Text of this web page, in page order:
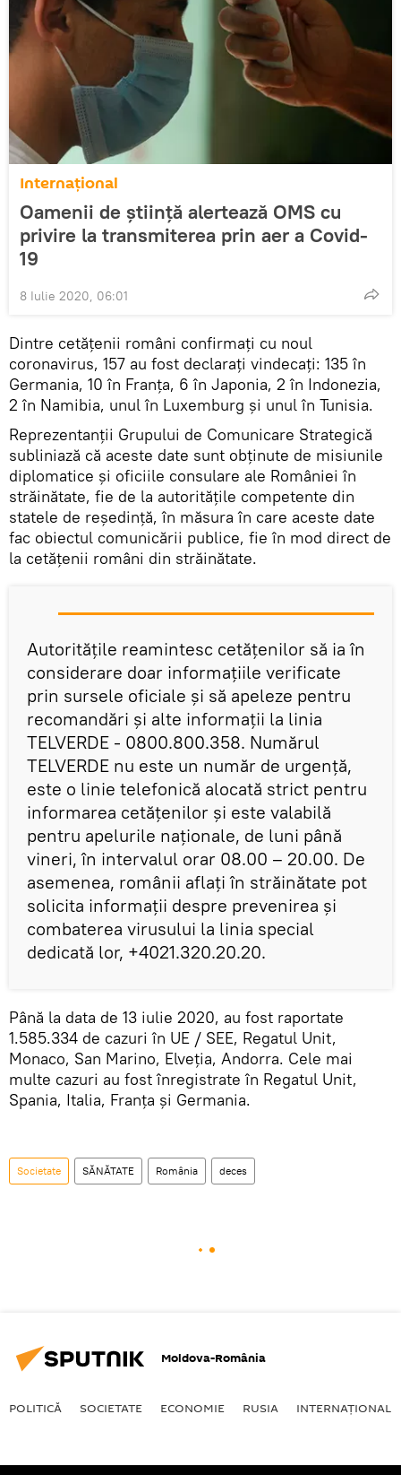
Internaţional
Oamenii de știință alertează OMS cu
privire la transmiterea prin aer a Covid-
19
8 Iulie 2020, 06:01
Dintre cetățenii români confirmați cu noul
coronavirus, 157 au fost declarați vindecați: 135 în
Germania, 10 în Franța, 6 în Japonia, 2 în Indonezia,
2 în Namibia, unul în Luxemburg și unul în Tunisia.
Reprezentanții Grupului de Comunicare Strategică
subliniază că aceste date sunt obținute de misiunile
diplomatice și oficiile consulare ale României în
străinătate, fie de la autoritățile competente din
statele de reședință, în măsura în care aceste date
fac obiectul comunicării publice, fie în mod direct de
la cetățenii români din străinătate.
Autoritățile reamintesc cetățenilor să ia în
considerare doar informațiile verificate
prin sursele oficiale și să apeleze pentru
recomandări și alte informații la linia
TELVERDE - 0800.800.358. Numărul
TELVERDE nu este un număr de urgență,
este o linie telefonică alocată strict pentru
informarea cetățenilor și este valabilă
pentru apelurile naționale, de luni până
vineri, în intervalul orar 08.00 – 20.00. De
asemenea, românii aflați în străinătate pot
solicita informații despre prevenirea și
combaterea virusului la linia special
dedicată lor, +4021.320.20.20.
Până la data de 13 iulie 2020, au fost raportate
1.585.334 de cazuri în UE / SEE, Regatul Unit,
Monaco, San Marino, Elveția, Andorra. Cele mai
multe cazuri au fost înregistrate în Regatul Unit,
Spania, Italia, Franţa și Germania.
Societate SĂNĂTATE România deces
Moldova-România
POLITICĂ SOCIETATE ECONOMIE RUSIA INTERNAŢIONAL